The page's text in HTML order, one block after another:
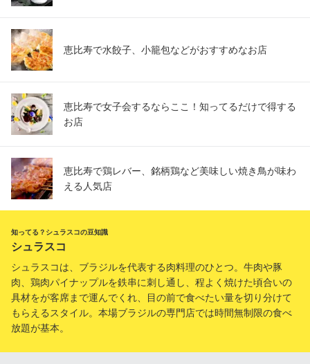
恵比寿で水餃子、小籠包などがおすすめなお店
恵比寿で女子会するならここ！知ってるだけで得する
お店
恵比寿で鶏レバー、銘柄鶏など美味しい焼き鳥が味わ
える人気店
知ってる？シュラスコの豆知識
シュラスコ
シュラスコは、ブラジルを代表する肉料理のひとつ。牛肉や豚
肉、鶏肉パイナップルを鉄串に刺し通し、程よく焼けた頃合いの
具材をが客席まで運んでくれ、目の前で食べたい量を切り分けて
もらえるスタイル。本場ブラジルの専門店では時間無制限の食べ
放題が基本。